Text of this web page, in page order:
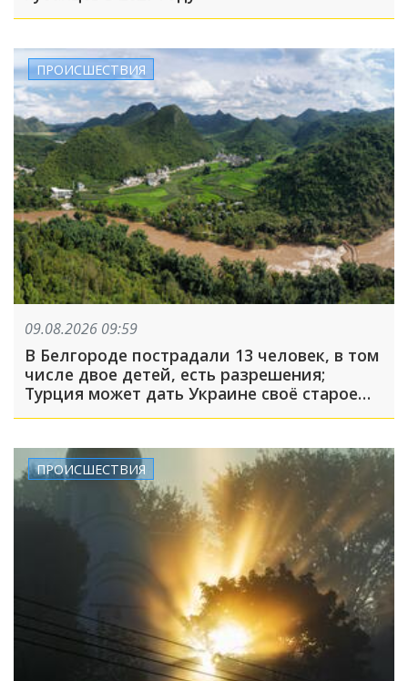
ПРОИСШЕСТВИЯ
09.08.2026 09:59
В Белгороде пострадали 13 человек, в том
числе двое детей, есть разрешения;
Турция может дать Украине своё старое
оружие: что произошло, пока вы спали
ПРОИСШЕСТВИЯ